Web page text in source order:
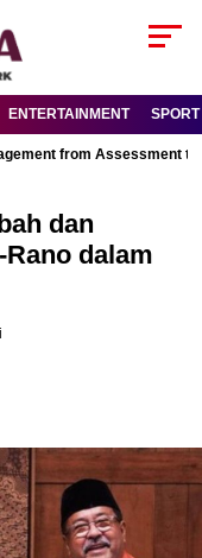
ENTERTAINMENT SPORT
from Assessment
dan
dalam